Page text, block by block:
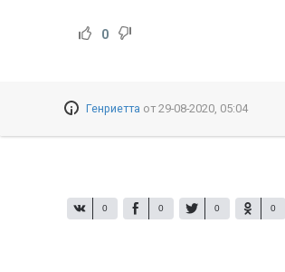
0
Генриетта от 29-08-2020, 05:04
0 0 0 0